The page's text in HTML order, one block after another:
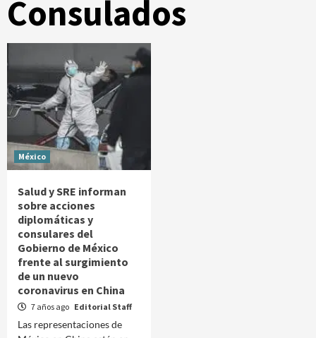
Consulados
México
Salud y SRE informan
sobre acciones
diplomáticas y
consulares del
Gobierno de México
frente al surgimiento
de un nuevo
coronavirus en China
7 años ago Editorial Staff
Las representaciones de